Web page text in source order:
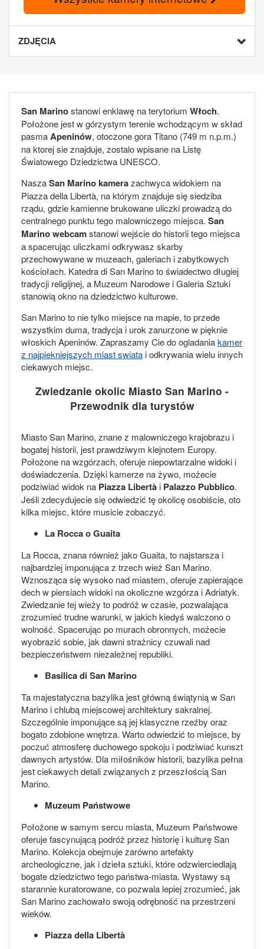
ZDJĘCIA
San Marinostanowi enklawę na terytorium Włoch.
Położone jest w górzystym terenie wchodzącym w skład
pasmaApeninów, otoczone gora Titano (749 m n.p.m.)
na ktorej sie znajduje, zostalo wpisane na Listę
Światowego Dziedzictwa UNESCO.
NaszaSan Marino kamerazachwyca widokiem na
Piazza della Libertà, na którym znajduje się siedziba
rządu, gdzie kamienne brukowane uliczki prowadzą do
centralnego punktu tego malowniczego miejsca. San
Marino webcamstanowi wejście do historii tego miejsca
a spacerując uliczkami odkrywasz skarby
przechowywane w muzeach, galeriach i zabytkowych
kościołach. Katedra di San Marino to świadectwo długiej
tradycji religijnej, a Muzeum Narodowe i Galeria Sztuki
stanowią okno na dziedzictwo kulturowe.
San Marino to nie tylko miejsce na mapie, to przede
wszystkim duma, tradycja i urok zanurzone w pięknie
włoskich Apeninów. Zapraszamy Cie do ogladaniakamer
z najpiekniejszych miast swiata i odkrywania wielu innych
ciekawych miejsc.
Zwiedzanie okolic Miasto San Marino -
Przewodnik dla turystów
Miasto San Marino, znane z malowniczego krajobrazu i
bogatej historii, jest prawdziwym klejnotem Europy.
Położone na wzgórzach, oferuje niepowtarzalne widoki i
doświadczenia. Dzięki kamerze na żywo, możecie
podziwiać widok na Piazza Libertà i Palazzo Pubblico.
Jeśli zdecydujecie się odwiedzić tę okolicę osobiście, oto
kilka miejsc, które musicie zobaczyć.
La Rocca o Guaita
La Rocca, znana również jako Guaita, to najstarsza i
najbardziej imponująca z trzech wież San Marino.
Wznosząca się wysoko nad miastem, oferuje zapierające
dech w piersiach widoki na okoliczne wzgórza i Adriatyk.
Zwiedzanie tej wieży to podróż w czasie, pozwalająca
zrozumieć trudne warunki, w jakich kiedyś walczono o
wolność. Spacerując po murach obronnych, możecie
wyobrazić sobie, jak dawni strażnicy czuwali nad
bezpieczeństwem niezależnej republiki.
Basilica di San Marino
Ta majestatyczna bazylika jest główną świątynią w San
Marino i chlubą miejscowej architektury sakralnej.
Szczególnie imponujące są jej klasyczne rzeźby oraz
bogato zdobione wnętrza. Warto odwiedzić to miejsce, by
poczuć atmosferę duchowego spokoju i podziwiać kunszt
dawnych artystów. Dla miłośników historii, bazylika pełna
jest ciekawych detali związanych z przeszłością San
Marino.
Muzeum Państwowe
Położone w samym sercu miasta, Muzeum Państwowe
oferuje fascynującą podróż przez historię i kulturę San
Marino. Kolekcja obejmuje zarówno artefakty
archeologiczne, jak i dzieła sztuki, które odzwierciedlają
bogate dziedzictwo tego państwa-miasta. Wystawy są
starannie kuratorowane, co pozwala lepiej zrozumieć, jak
San Marino zachowało swoją odrębność na przestrzeni
wieków.
Piazza della Libertà